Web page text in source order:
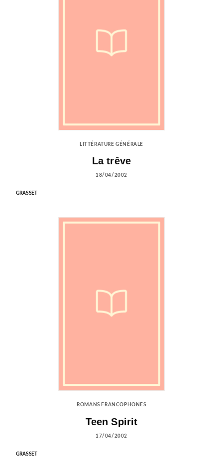
LITTÉRATURE GÉNÉRALE
La trêve
18/04/2002
GRASSET
ROMANS FRANCOPHONES
Teen Spirit
17/04/2002
GRASSET